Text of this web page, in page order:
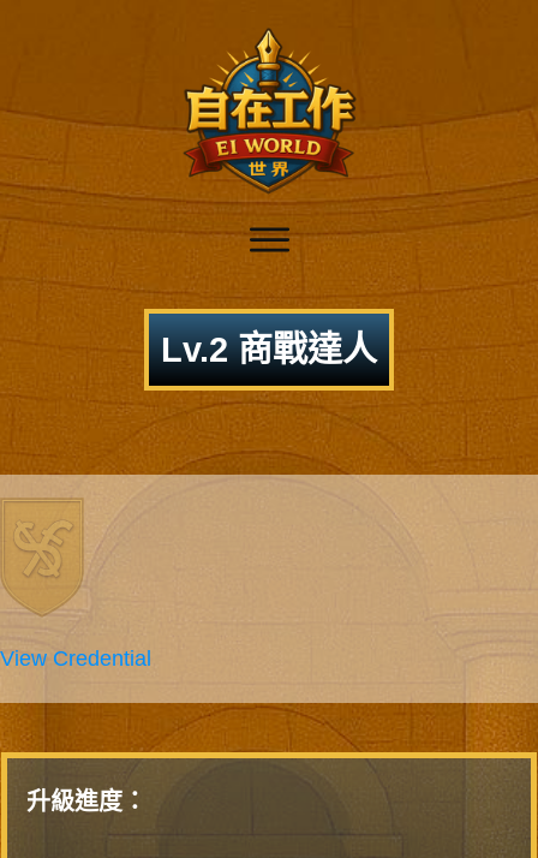
Lv.2 商戰達人
View Credential
升級進度：